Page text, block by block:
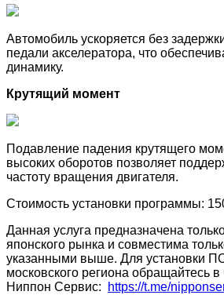
Автомобиль ускоряется без
педали акселератора, что
динамику.
Крутящий момент
Подавление падения крутящего
высоких оборотов позволяет
частоту вращения двигателя.
Стоимость установки программы:
Данная услуга предназначена
японского рынка и совместима
указанными выше. Для установки
московского региона обращайтесь в
Ниппон Сервис:
https://t.me/